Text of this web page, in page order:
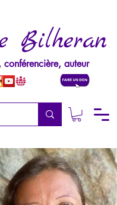
Bilheran
conférencière, auteur